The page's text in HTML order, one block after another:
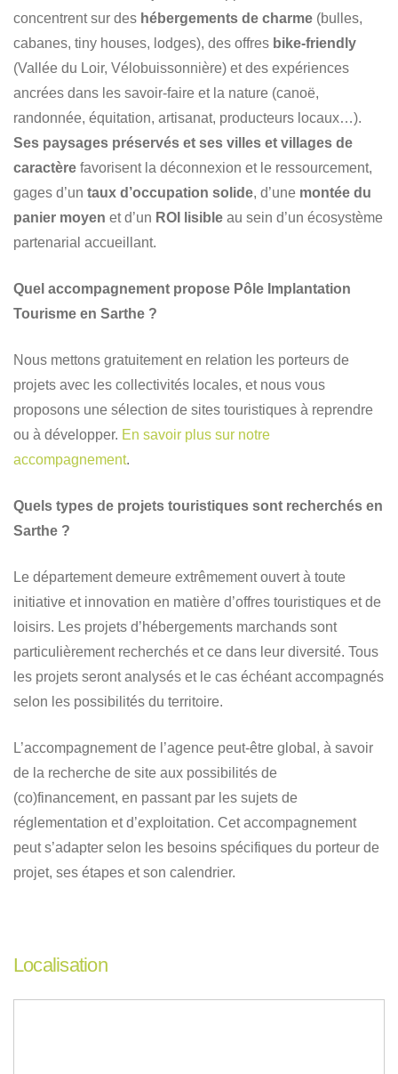
concentrent sur des hébergements de charme (bulles,
cabanes, tiny houses, lodges), des offres bike-friendly
(Vallée du Loir, Vélobuissonnière) et des expériences
ancrées dans les savoir-faire et la nature (canoë,
randonnée, équitation, artisanat, producteurs locaux…).
Ses paysages préservés et ses villes et villages de
caractère favorisent la déconnexion et le ressourcement,
gages d’un taux d’occupation solide, d’une montée du
panier moyen et d’un ROI lisible au sein d’un écosystème
partenarial accueillant.
Quel accompagnement propose Pôle Implantation
Tourisme en Sarthe ?
Nous mettons gratuitement en relation les porteurs de
projets avec les collectivités locales, et nous vous
proposons une sélection de sites touristiques à reprendre
ou à développer. En savoir plus sur notre
accompagnement.
Quels types de projets touristiques sont recherchés en
Sarthe ?
Le département demeure extrêmement ouvert à toute
initiative et innovation en matière d’offres touristiques et de
loisirs. Les projets d’hébergements marchands sont
particulièrement recherchés et ce dans leur diversité. Tous
les projets seront analysés et le cas échéant accompagnés
selon les possibilités du territoire.
L’accompagnement de l’agence peut-être global, à savoir
de la recherche de site aux possibilités de
(co)financement, en passant par les sujets de
réglementation et d’exploitation. Cet accompagnement
peut s’adapter selon les besoins spécifiques du porteur de
projet, ses étapes et son calendrier.
Localisation